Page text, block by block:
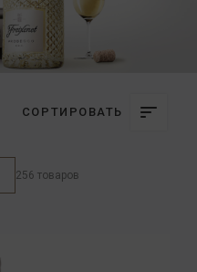
СОРТИРОВАТЬ
256 товаров